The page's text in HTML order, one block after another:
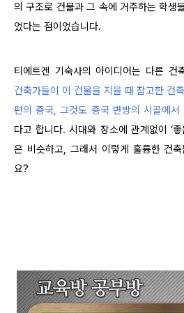
의 구조로 건물과 그 속에 거주하는 학생
었다는 점이었습니다.
티에트겐 기숙사의 아이디어는 다른 건
건축가들이 이 건물을 지을 때 참고한 건
편의 중국, 그것도 중국 변방의 시골에서
다고 합니다. 시대와 장소에 관계없이 ‘
은 비슷하고, 그래서 이렇게 훌륭한 건
요?